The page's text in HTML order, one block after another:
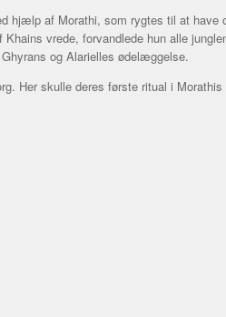
hjælp af Morathi, som rygtes til at have
vrede, forvandlede hun alle
og Alarielles ødelæggelse.
Her skulle deres første ritual i